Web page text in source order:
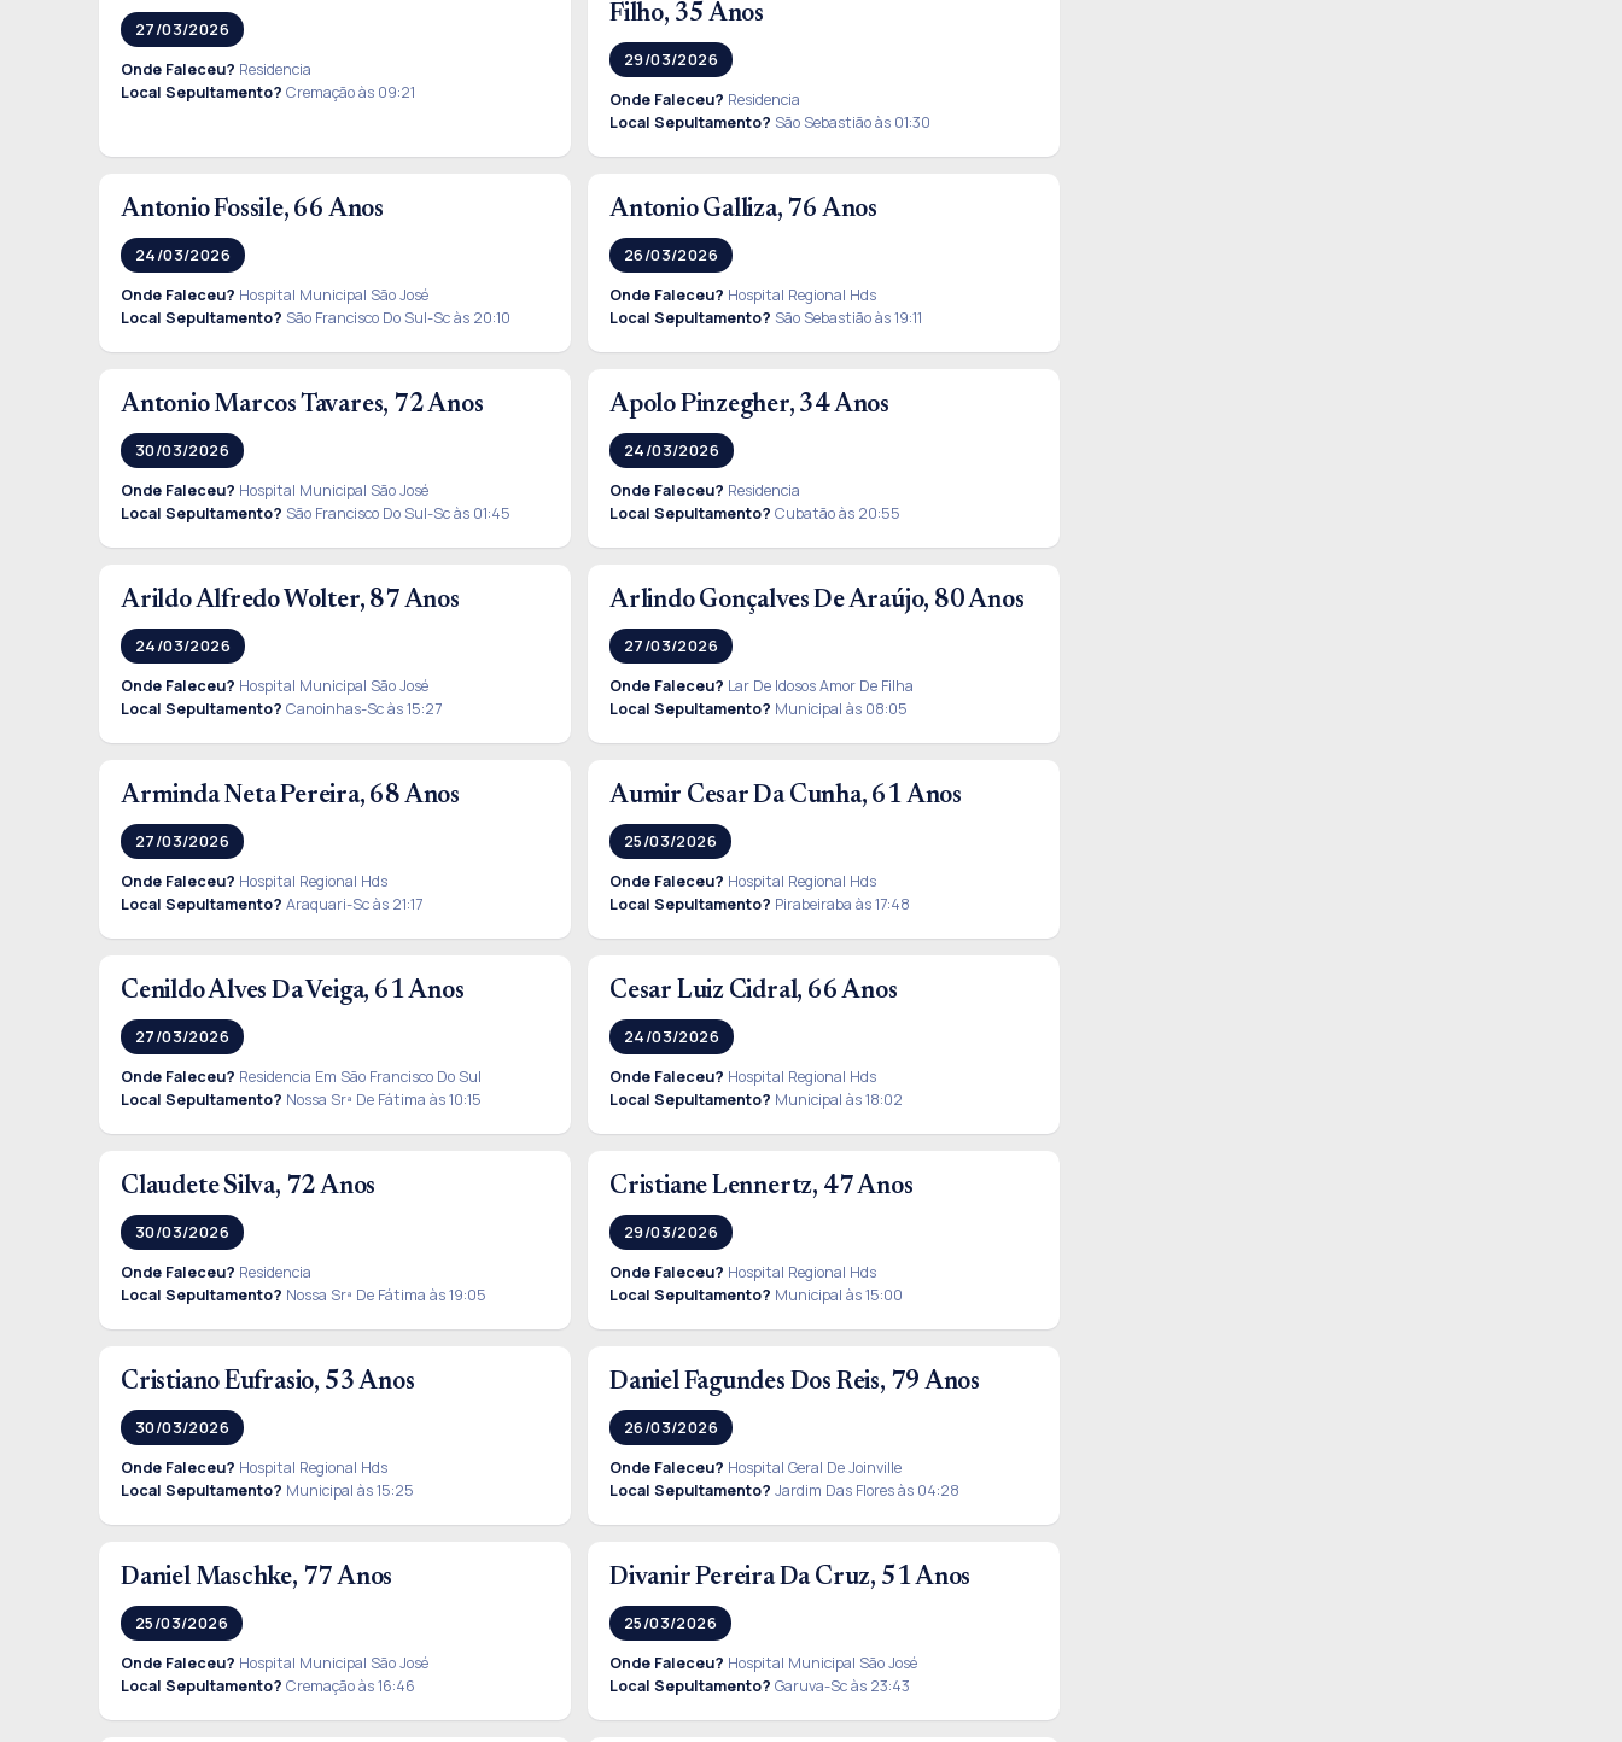
27/03/2026
Onde Faleceu? Residencia
Local Sepultamento? Cremação às 09:21
Filho, 35 Anos
29/03/2026
Onde Faleceu? Residencia
Local Sepultamento? São Sebastião às 01:30
Antonio Fossile, 66 Anos
24/03/2026
Onde Faleceu? Hospital Municipal São José
Local Sepultamento? São Francisco Do Sul-Sc às 20:10
Antonio Galliza, 76 Anos
26/03/2026
Onde Faleceu? Hospital Regional Hds
Local Sepultamento? São Sebastião às 19:11
Antonio Marcos Tavares, 72 Anos
30/03/2026
Onde Faleceu? Hospital Municipal São José
Local Sepultamento? São Francisco Do Sul-Sc às 01:45
Apolo Pinzegher, 34 Anos
24/03/2026
Onde Faleceu? Residencia
Local Sepultamento? Cubatão às 20:55
Arildo Alfredo Wolter, 87 Anos
24/03/2026
Onde Faleceu? Hospital Municipal São José
Local Sepultamento? Canoinhas-Sc às 15:27
Arlindo Gonçalves De Araújo, 80 Anos
27/03/2026
Onde Faleceu? Lar De Idosos Amor De Filha
Local Sepultamento? Municipal às 08:05
Arminda Neta Pereira, 68 Anos
27/03/2026
Onde Faleceu? Hospital Regional Hds
Local Sepultamento? Araquari-Sc às 21:17
Aumir Cesar Da Cunha, 61 Anos
25/03/2026
Onde Faleceu? Hospital Regional Hds
Local Sepultamento? Pirabeiraba às 17:48
Cenildo Alves Da Veiga, 61 Anos
27/03/2026
Onde Faleceu? Residencia Em São Francisco Do Sul
Local Sepultamento? Nossa Srª De Fátima às 10:15
Cesar Luiz Cidral, 66 Anos
24/03/2026
Onde Faleceu? Hospital Regional Hds
Local Sepultamento? Municipal às 18:02
Claudete Silva, 72 Anos
30/03/2026
Onde Faleceu? Residencia
Local Sepultamento? Nossa Srª De Fátima às 19:05
Cristiane Lennertz, 47 Anos
29/03/2026
Onde Faleceu? Hospital Regional Hds
Local Sepultamento? Municipal às 15:00
Cristiano Eufrasio, 53 Anos
30/03/2026
Onde Faleceu? Hospital Regional Hds
Local Sepultamento? Municipal às 15:25
Daniel Fagundes Dos Reis, 79 Anos
26/03/2026
Onde Faleceu? Hospital Geral De Joinville
Local Sepultamento? Jardim Das Flores às 04:28
Daniel Maschke, 77 Anos
25/03/2026
Onde Faleceu? Hospital Municipal São José
Local Sepultamento? Cremação às 16:46
Divanir Pereira Da Cruz, 51 Anos
25/03/2026
Onde Faleceu? Hospital Municipal São José
Local Sepultamento? Garuva-Sc às 23:43